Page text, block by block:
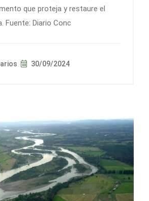
que proteja y restaure el
Fuente: Diario Conc
30/09/2024